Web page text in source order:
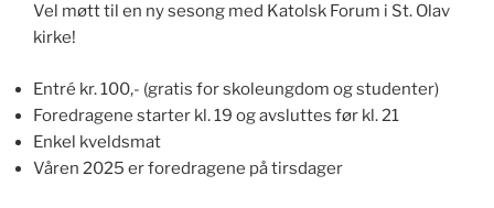
Vel møtt til en ny sesong med Katolsk Forum i St. Olav
kirke!
Entré kr. 100,- (gratis for skoleungdom og studenter)
Foredragene starter kl. 19 og avsluttes før kl. 21
Enkel kveldsmat
Våren 2025 er foredragene på tirsdager